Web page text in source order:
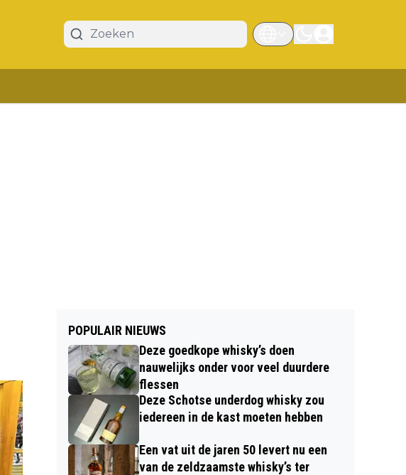
POPULAIR NIEUWS
Deze goedkope whisky’s doen
nauwelijks onder voor veel duurdere
flessen
Deze Schotse underdog whisky zou
iedereen in de kast moeten hebben
Een vat uit de jaren 50 levert nu een
van de zeldzaamste whisky’s ter